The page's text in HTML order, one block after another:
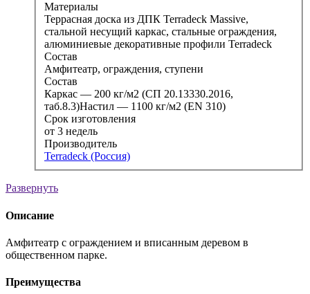
Материалы
Террасная доска из ДПК Terradeck Massive,
стальной несущий каркас, стальные ограждения,
алюминиевые декоративные профили Terradeck
Состав
Амфитеатр, ограждения, ступени
Состав
Каркас — 200 кг/м2 (СП 20.13330.2016,
таб.8.3)Настил — 1100 кг/м2 (EN 310)
Срок изготовления
от 3 недель
Производитель
Terradeck (Россия)
Развернуть
Описание
Амфитеатр с ограждением и вписанным деревом в
общественном парке.
Преимущества